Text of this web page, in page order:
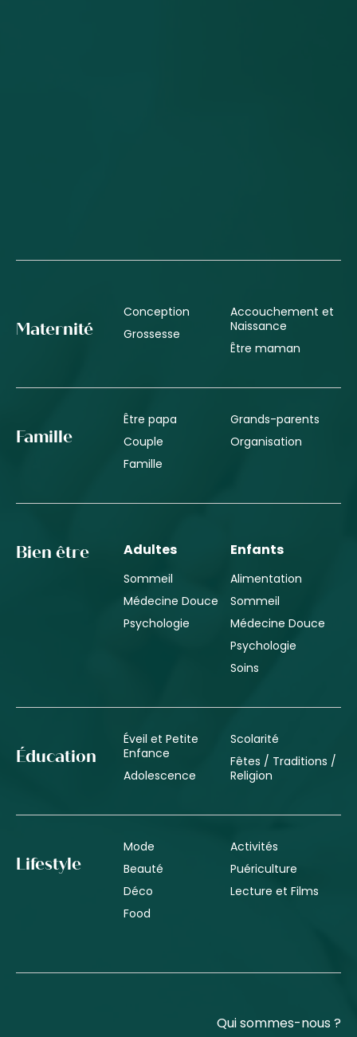
Maternité
Conception
Grossesse
Accouchement et
Naissance
Être maman
Famille
Être papa
Couple
Famille
Grands-parents
Organisation
Bien être Adultes
Sommeil
Médecine Douce
Psychologie
Enfants
Alimentation
Sommeil
Médecine Douce
Psychologie
Soins
Éducation
Éveil et Petite
Enfance
Adolescence
Scolarité
Fêtes / Traditions /
Religion
Lifestyle
Mode
Beauté
Déco
Food
Activités
Puériculture
Lecture et Films
Qui sommes-nous ?